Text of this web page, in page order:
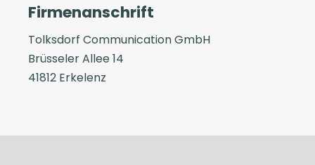
Firmenanschrift
Tolksdorf Communication GmbH
Brüsseler Allee 14
41812 Erkelenz